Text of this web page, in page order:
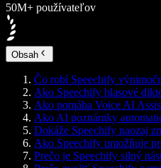
50M+ používateľov
Obsah
Čo robí Speechify
Ako Speechify hlasové
Ako pomáha Voice AI
Ako AI poznámky
Dokáže Speechify naozaj
Ako Speechify umožňuje
Prečo je Speechify silný